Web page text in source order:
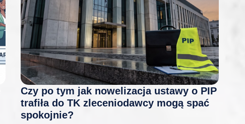
Czy po tym jak nowelizacja ustawy o PIP
trafiła do TK zleceniodawcy mogą spać
spokojnie?